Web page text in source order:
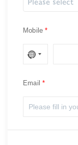
Mobile
Email